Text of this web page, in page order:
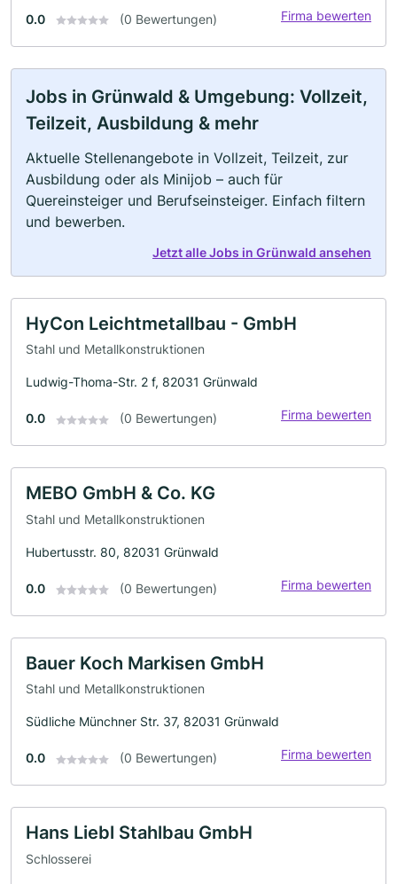
0.0 (0 Bewertungen) Firma bewerten
Jobs in Grünwald & Umgebung: Vollzeit,
Teilzeit, Ausbildung & mehr
Aktuelle Stellenangebote in Vollzeit, Teilzeit, zur
Ausbildung oder als Minijob – auch für
Quereinsteiger und Berufseinsteiger. Einfach filtern
und bewerben.
Jetzt alle Jobs in Grünwald ansehen
HyCon Leichtmetallbau - GmbH
Stahl und Metallkonstruktionen
Ludwig-Thoma-Str. 2 f, 82031 Grünwald
0.0 (0 Bewertungen) Firma bewerten
MEBO GmbH & Co. KG
Stahl und Metallkonstruktionen
Hubertusstr. 80, 82031 Grünwald
0.0 (0 Bewertungen) Firma bewerten
Bauer Koch Markisen GmbH
Stahl und Metallkonstruktionen
Südliche Münchner Str. 37, 82031 Grünwald
0.0 (0 Bewertungen) Firma bewerten
Hans Liebl Stahlbau GmbH
Schlosserei